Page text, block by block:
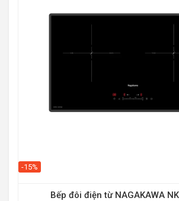
-15%
Bếp đôi điện từ NAGAKAWA